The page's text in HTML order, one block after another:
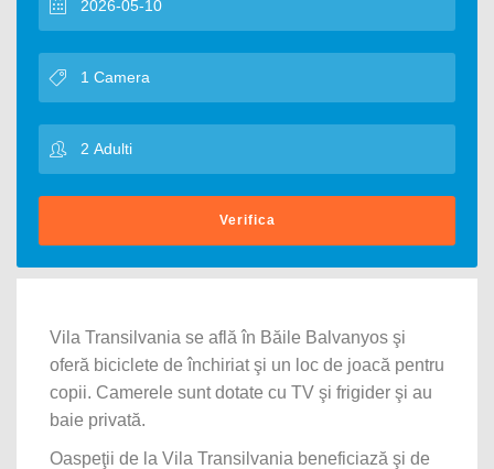
Verifica
Vila Transilvania se află în Băile Balvanyos şi
oferă biciclete de închiriat şi un loc de joacă pentru
copii. Camerele sunt dotate cu TV şi frigider şi au
baie privată.
Oaspeţii de la Vila Transilvania beneficiază şi de